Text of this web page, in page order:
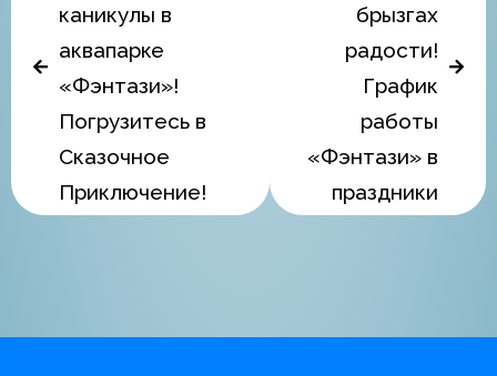
каникулы в
аквапарке
«Фэнтази»!
Погрузитесь в
Сказочное
Приключение!
брызгах
радости!
График
работы
«Фэнтази» в
праздники